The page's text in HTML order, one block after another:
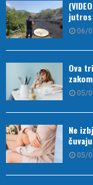
jutros
06/
Ova
05/
Ne
05/